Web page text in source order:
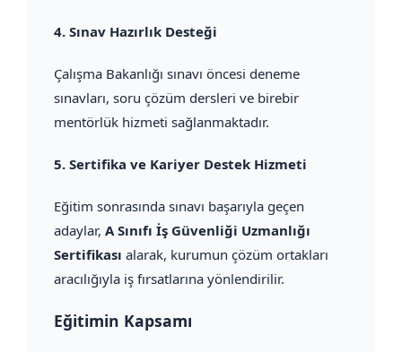
4. Sınav Hazırlık Desteği
Çalışma Bakanlığı sınavı öncesi deneme
sınavları, soru çözüm dersleri ve birebir
mentörlük hizmeti sağlanmaktadır.
5. Sertifika ve Kariyer Destek Hizmeti
Eğitim sonrasında sınavı başarıyla geçen
adaylar, A Sınıfı İş Güvenliği Uzmanlığı
Sertifikası alarak, kurumun çözüm ortakları
aracılığıyla iş fırsatlarına yönlendirilir.
Eğitimin Kapsamı